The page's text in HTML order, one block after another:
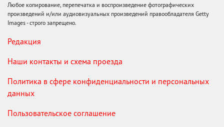
Любое копирование, перепечатка и воспроизведение фотографических
произведений и/или аудиовизуальных произведений правообладателя Getty
Images - строго запрещено.
Редакция
Наши контакты и схема проезда
Политика в сфере конфиденциальности и персональных
данных
Пользовательское соглашение